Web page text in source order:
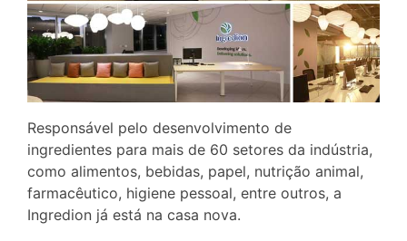
Responsável pelo desenvolvimento de
ingredientes para mais de 60 setores da indústria,
como alimentos, bebidas, papel, nutrição animal,
farmacêutico, higiene pessoal, entre outros, a
Ingredion já está na casa nova.